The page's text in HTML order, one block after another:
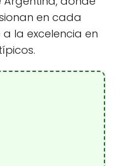
en cada
la excelencia en